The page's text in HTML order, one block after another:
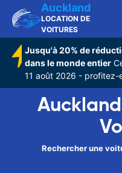
Auckland
LOCATION DE
VOITURES
Jusqu'à 20% de
dans le monde entier
11 août 2026 - profitez-
Rechercher une